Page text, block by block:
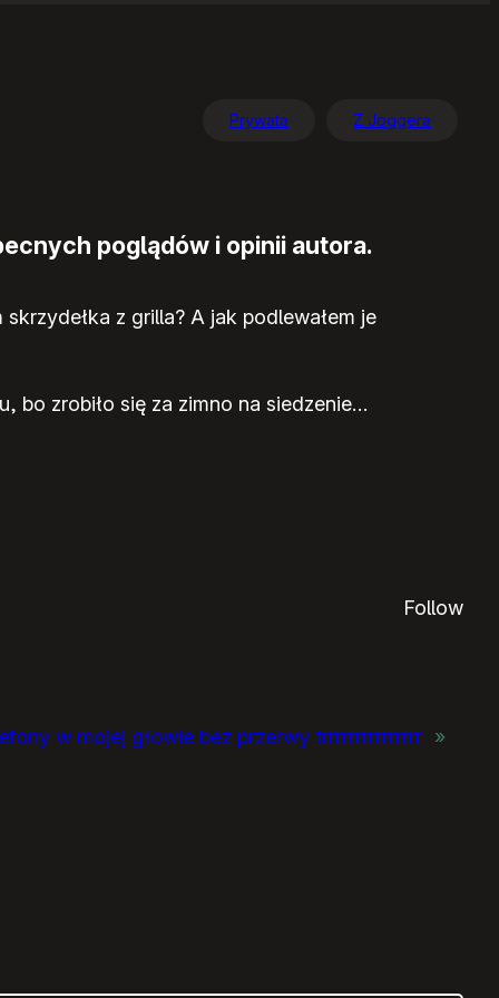
Prywata Z Joggera
poglądów i opinii autora.
z grilla? A jak podlewałem je
bo zrobiło się za zimno na siedzenie…
Follow
w mojej głowie bez przerwy trrrrrrrrrrrrrrr »